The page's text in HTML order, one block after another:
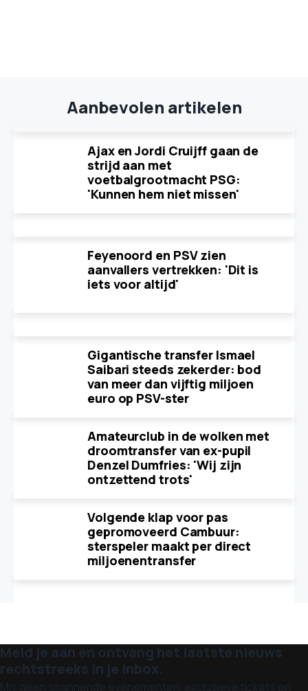
Aanbevolen artikelen
Ajax en Jordi Cruijff gaan de
strijd aan met
voetbalgrootmacht PSG:
'Kunnen hem niet missen'
Feyenoord en PSV zien
aanvallers vertrekken: 'Dit is
iets voor altijd'
Gigantische transfer Ismael
Saibari steeds zekerder: bod
van meer dan vijftig miljoen
euro op PSV-ster
Amateurclub in de wolken met
droomtransfer van ex-pupil
Denzel Dumfries: 'Wij zijn
ontzettend trots'
Volgende klap voor pas
gepromoveerd Cambuur:
sterspeler maakt per direct
miljoenentransfer
Meld je aan en ontvang het laatste nieuws
rechtstreeks in je inbox.
Mis geen spannende evenementen, exclusieve tickets en